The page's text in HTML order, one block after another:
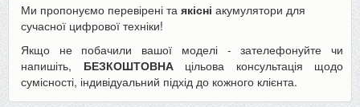
Ми пропонуємо перевірені та якісні акумулятори для
сучасної цифрової техніки!
Якщо не побачили вашої моделі - зателефонуйте чи
напишіть, БЕЗКОШТОВНАцільова консультація щодо
сумісності, індивідуальний підхід до кожного клієнта.